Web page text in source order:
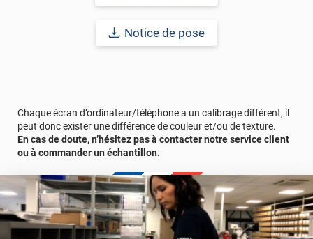
Afin de vous rendre compte de la qualité et de son rendu
véritable, nous vous conseillons de faire une demande
Notice de pose
Chaque écran d’ordinateur/téléphone a un calibrage différent, il
peut donc exister une différence de couleur et/ou de texture.
En cas de doute, n’hésitez pas à contacter notre service client
ou à commander un échantillon.